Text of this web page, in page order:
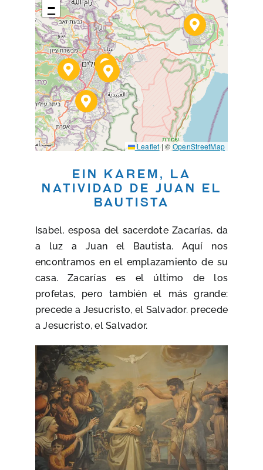
−
Leaflet|© OpenStreetMap
Ein Karem, la
natividad de Juan el
Bautista
Isabel, esposa del sacerdote Zacarías, da
a luz a Juan el Bautista. Aquí nos
encontramos en el emplazamiento de su
casa. Zacarías es el último de los
profetas, pero también el más grande:
precede a Jesucristo, el Salvador. precede
a Jesucristo, el Salvador.